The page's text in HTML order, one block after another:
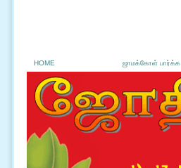
HOME ஜாமக்கோள் பார்க்க